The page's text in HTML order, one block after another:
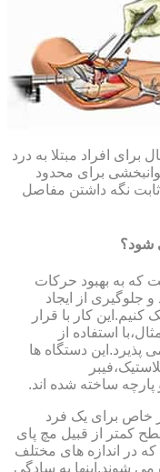
افراد مبتلا به درد
برای محدود
نگه داشتن مفاصل
شود؟
که به بهبود حرکات
جلوگیری از ایجاد
کار با قرار
استفاده از
پذیرد.این دستگاه ها
پارچه ساخته شده اند.
خاص برای یک فرد
کمتر از قبیل مچ پای
در اندازه های مختلف
شوند.اینها به سادگی